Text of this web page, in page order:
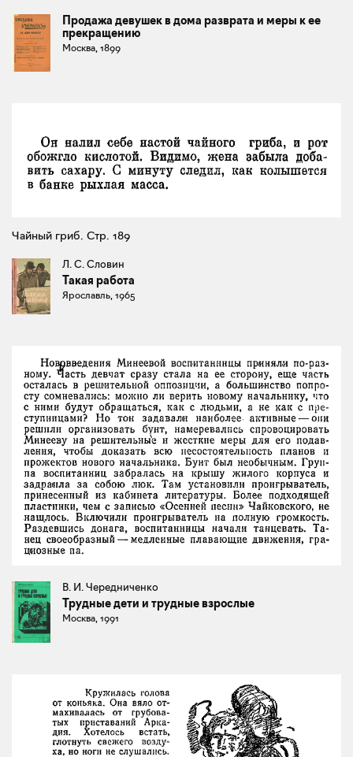
Продажа девушек в дома разврата и меры к ее
прекращению
Москва, 1899
Чайный гриб. Стр. 189
Л. С. Словин
Такая работа
Ярославль, 1965
В. И. Чередниченко
Трудные дети и трудные взрослые
Москва, 1991